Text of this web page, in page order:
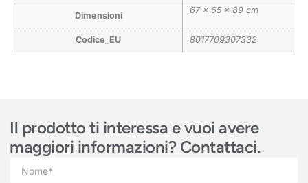
Dimensioni
67 × 65 × 89 cm
Codice_EU 8017709307332
Il prodotto ti interessa e vuoi avere
maggiori informazioni? Contattaci.